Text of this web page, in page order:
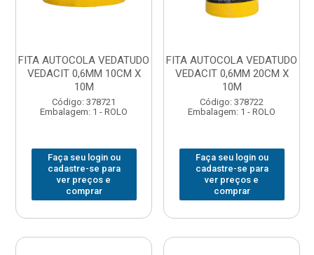
FITA AUTOCOLA VEDATUDO
VEDACIT 0,6MM 10CM X
10M
Código: 378721
Embalagem: 1 - ROLO
Faça seu login ou
cadastre-se para
ver preços e
comprar
FITA AUTOCOLA VEDATUDO
VEDACIT 0,6MM 20CM X
10M
Código: 378722
Embalagem: 1 - ROLO
Faça seu login ou
cadastre-se para
ver preços e
comprar